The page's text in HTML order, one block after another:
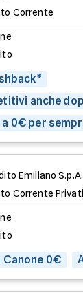
Corrente
anche
0€ per
Emiliano S.p.A.
Corrente
Canone 0€